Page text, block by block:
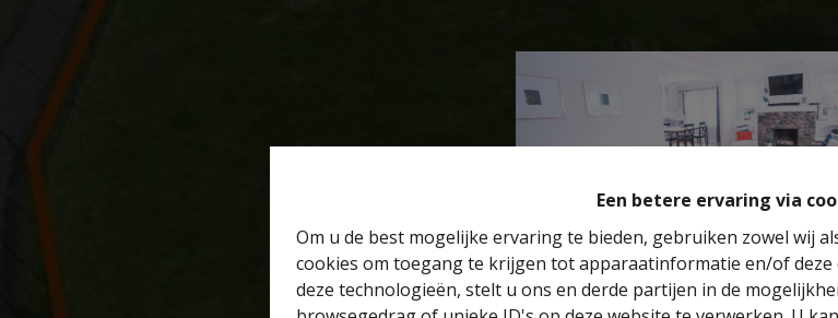
Een betere ervaring via
Om u de best mogelijke ervaring te bieden, gebruiken zowel wij
cookies om toegang te krijgen tot apparaatinformatie en/of
deze technologieën, stelt u ons en derde partijen in de
Benieuwd naar de waarde van